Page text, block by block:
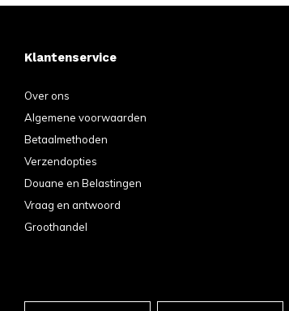
Klantenservice
Over ons
Algemene voorwaarden
Betaalmethoden
Verzendopties
Douane en Belastingen
Vraag en antwoord
Groothandel